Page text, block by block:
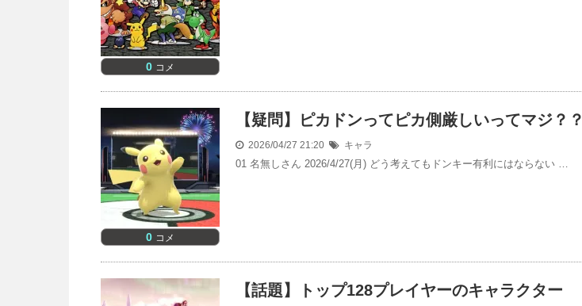
0 コメ
0 コメ
【疑問】ピカドンってピカ側厳しいってマジ？？
2026/04/27 21:20 キャラ
01 名無しさん 2026/4/27(月) どう考えてもドンキー有利にはならない …
【話題】トップ128プレイヤーのキャラクター